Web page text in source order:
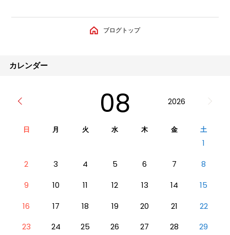
終わり、絶賛夏季休暇中（なんと驚異の9連
休！）で羽を伸ばしております！ 研修が始
おり、知識、手技その他態度、行動面などま
ブログトップ
カレンダー
08 2026
日 月 火 水 木 金 土
1
2
3 4 5 6 7
8
9
10 11 12 13 14
15
16
17 18 19 20 21
22
23
24 25 26 27 28
29